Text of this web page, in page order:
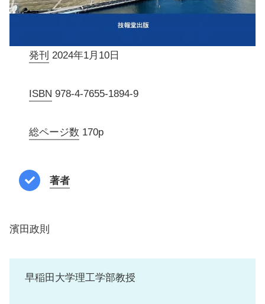
発刊 2024年1月10日
ISBN 978-4-7655-1894-9
総ページ数 170p
著者
濱田政則
早稲田大学理工学部教授